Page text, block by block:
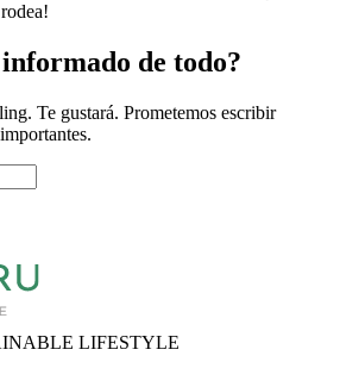
de todo?
Te gustará. Prometemos escribir
LIFESTYLE